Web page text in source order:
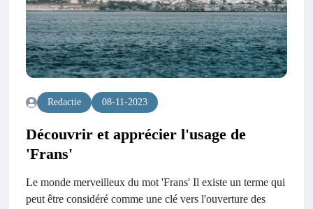
Redactie 08-11-2023
Découvrir et apprécier l'usage de
'Frans'
Le monde merveilleux du mot 'Frans' Il existe un terme qui
peut être considéré comme une clé vers l'ouverture des